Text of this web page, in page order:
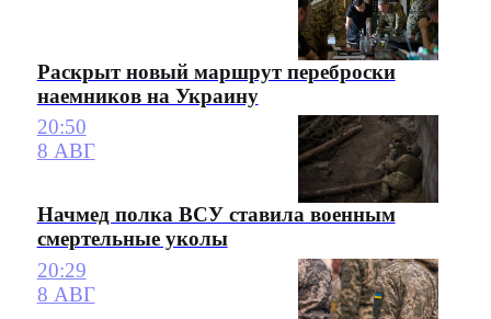
Раскрыт новый маршрут переброски
наемников на Украину
20:50
8 АВГ
Начмед полка ВСУ ставила военным
смертельные уколы
20:29
8 АВГ